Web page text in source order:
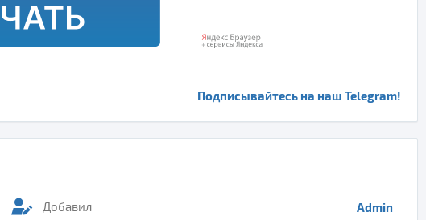
Подписывайтесь на наш Telegram!
Добавил Admin